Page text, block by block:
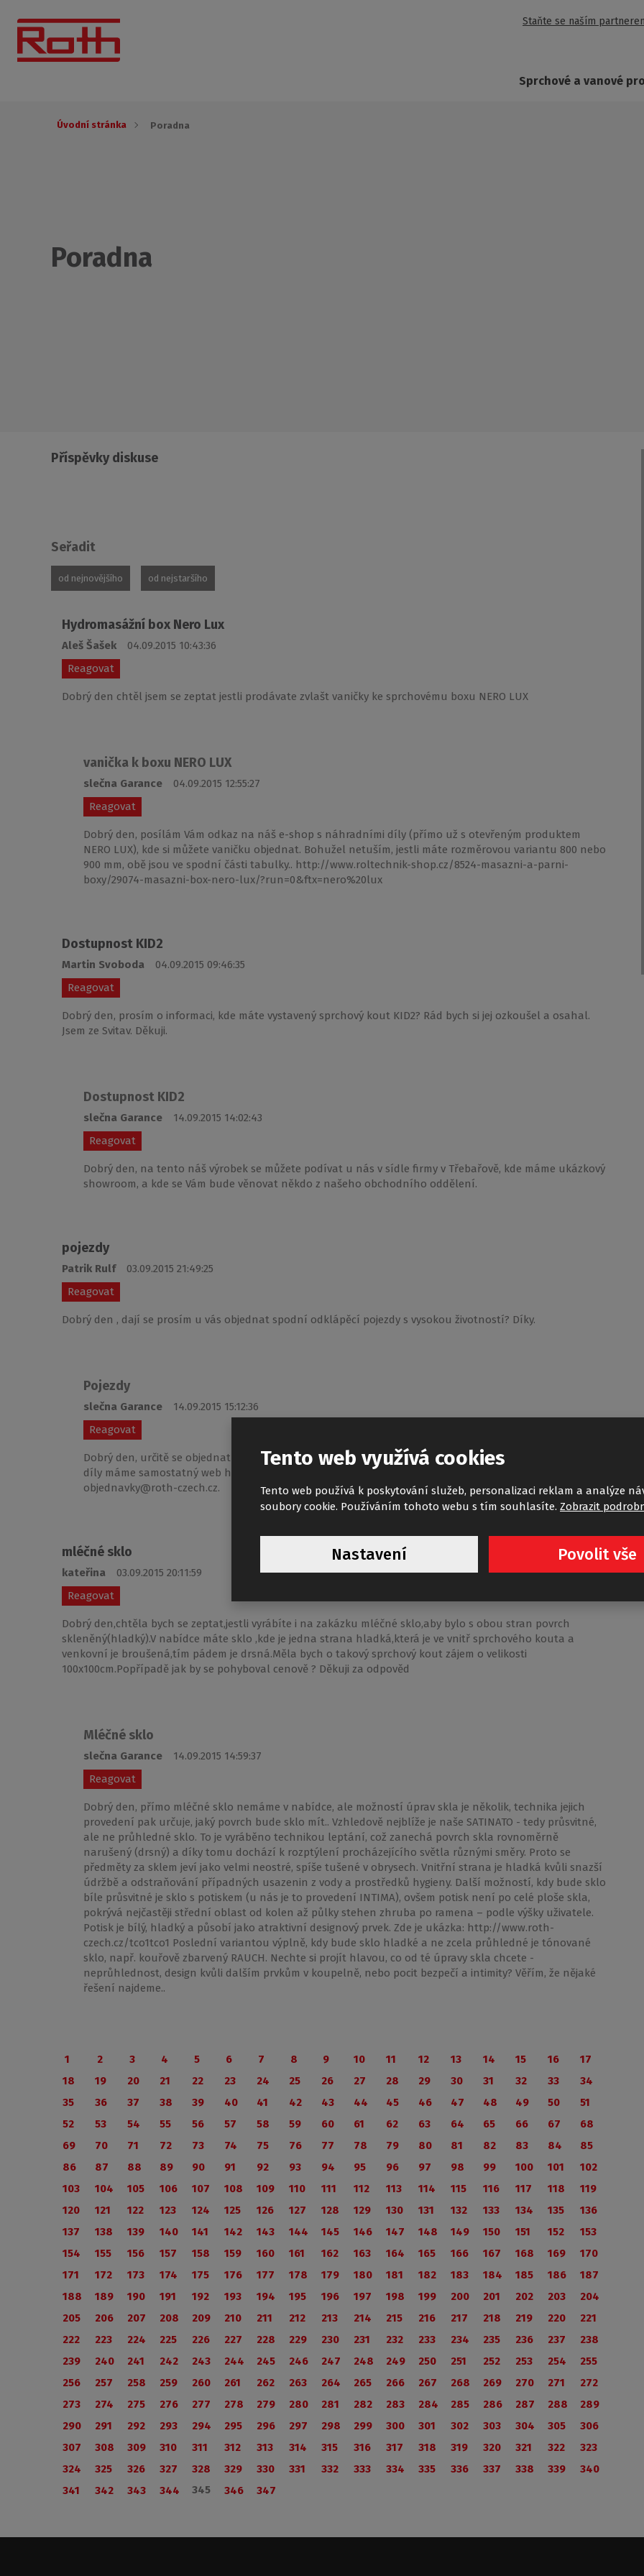
Staňte se naším
Sprchové a vanové
Úvodní stránka Poradna
Poradna
Příspěvky diskuse
Seřadit
od nejnovějšího od nejstaršího
Hydromasážní box Nero Lux
Aleš Šašek
04.09.2015 10:43:36
Reagovat
Dobrý den chtěl jsem se zeptat jestli prodávate zvlašt vaničky ke sprchovému boxu NERO LUX
vanička k boxu NERO LUX
slečna Garance
04.09.2015 12:55:27
Reagovat
Dobrý den, posílám Vám odkaz na náš e-shop s náhradními díly (přímo už s otevřeným produktem
NERO LUX), kde si můžete vaničku objednat. Bohužel netuším, jestli máte rozměrovou variantu 800 nebo
900 mm, obě jsou ve spodní části tabulky.. http://www.roltechnik-shop.cz/8524-masazni-a-parni-
boxy/29074-masazni-box-nero-lux/?run=0&ftx=nero%20lux
Dostupnost KID2
Martin Svoboda
04.09.2015 09:46:35
Reagovat
Dobrý den, prosím o informaci, kde máte vystavený sprchový kout KID2? Rád bych si jej ozkoušel a osahal.
Jsem ze Svitav. Děkuji.
Dostupnost KID2
slečna Garance
14.09.2015 14:02:43
Reagovat
Dobrý den, na tento náš výrobek se můžete podívat u nás v sídle firmy v Třebařově, kde máme ukázkový
showroom, a kde se Vám bude věnovat někdo z našeho obchodního oddělení.
pojezdy
Patrik Rulf
03.09.2015 21:49:25
Reagovat
Dobrý den , dají se prosím u vás objednat spodní odklápěcí pojezdy s vysokou životností? Díky.
Pojezdy
slečna Garance
14.09.2015 15:12:36
Reagovat
Dobrý den, určitě se objednat dají, jen je třeba vědět, o jaký konkrétní produkt se jedná.. Na náhradní
díly máme samostatný web http://www.roltechnik-shop.cz/ , nebo si můžete přímo napsat na mail:
objednavky@roth-czech.cz.
mléčné sklo
kateřina
03.09.2015 20:11:59
Reagovat
Dobrý den,chtěla bych se zeptat,jestli vyrábíte i na zakázku mléčné sklo,aby bylo s obou stran povrch
skleněný(hladký).V nabídce máte sklo ,kde je jedna strana hladká,která je ve vnitř sprchového kouta a
venkovní je broušená,tím pádem je drsná.Měla bych o takový sprchový kout zájem o velikosti
100x100cm.Popřípadě jak by se pohyboval cenově ? Děkuji za odpověd
Mléčné sklo
slečna Garance
14.09.2015 14:59:37
Reagovat
Dobrý den, přímo mléčné sklo nemáme v nabídce, ale možností úprav skla je několik, technika jejich
provedení pak určuje, jaký povrch bude sklo mít.. Vzhledově nejblíže je naše SATINATO - tedy průsvitné,
ale ne průhledné sklo. To je vyráběno technikou leptání, což zanechá povrch skla rovnoměrně
narušený (drsný) a díky tomu dochází k rozptýlení procházejícího světla různými směry. Proto se
předměty za sklem jeví jako velmi neostré, spíše tušené v obrysech. Vnitřní strana je hladká kvůli snazší
údržbě a odstraňování případných usazenin z vody a prostředků hygieny. Další možností, kdy bude sklo
bíle průsvitné je sklo s potiskem (u nás je to provedení INTIMA), ovšem potisk není po celé ploše skla,
pokrývá nejčastěji střední oblast od kolen až půlky stehen zhruba po ramena – podle výšky uživatele.
Potisk je bílý, hladký a působí jako atraktivní designový prvek. Zde je ukázka: http://www.roth-
czech.cz/tco1tco1 Poslední variantou výplně, kdy bude sklo hladké a ne zcela průhledné je tónované
sklo, např. kouřově zbarvený RAUCH. Nechte si projít hlavou, co od té úpravy skla chcete -
neprůhlednost, design kvůli dalším prvkům v koupelně, nebo pocit bezpečí a intimity? Věřím, že nějaké
řešení najdeme..
1 2 3 4 5 6 7 8 9 10 11 12 13 14 15 16
17
18
19 20 21 22 23 24 25 26 27 28 29 30 31 32 33
34
35
36 37 38 39 40 41 42 43 44 45 46 47 48 49 50
51
52
53 54 55 56 57 58 59 60 61 62 63 64 65 66 67
68
69
70 71 72 73 74 75 76 77 78 79 80 81 82 83 84
85
86
87 88 89 90 91 92 93 94 95 96 97 98 99 100 101
102
103
104 105 106 107 108 109 110 111 112 113 114 115 116 117 118
119
120
121 122 123 124 125 126 127 128 129 130 131 132 133 134 135
136
137
138 139 140 141 142 143 144 145 146 147 148 149 150 151 152
153
154
155 156 157 158 159 160 161 162 163 164 165 166 167 168 169
170
171
172 173 174 175 176 177 178 179 180 181 182 183 184 185 186
187
188
189 190 191 192 193 194 195 196 197 198 199 200 201 202 203
204
205
206 207 208 209 210 211 212 213 214 215 216 217 218 219 220
221
222
223 224 225 226 227 228 229 230 231 232 233 234 235 236 237
238
239
240 241 242 243 244 245 246 247 248 249 250 251 252 253 254
255
256
257 258 259 260 261 262 263 264 265 266 267 268 269 270 271
272
273
274 275 276 277 278 279 280 281 282 283 284 285 286 287 288
289
290
291 292 293 294 295 296 297 298 299 300 301 302 303 304 305
306
307
308 309 310 311 312 313 314 315 316 317 318 319 320 321 322
323
324
325 326 327 328 329 330 331 332 333 334 335 336 337 338 339
340
341
342 343 344 345 346 347
Tento web využívá cookies
Tento web používá k poskytování služeb, personalizaci reklam a analýze
soubory cookie. Používáním tohoto webu s tím souhlasíte. Zobrazit
Nastavení Povolit vše